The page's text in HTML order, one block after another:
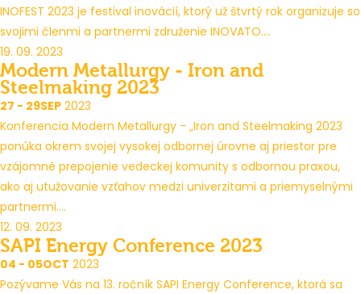
INOFEST 2023 je festival inovácií, ktorý už štvrtý rok organizuje so
svojimi členmi a partnermi združenie INOVATO....
19. 09. 2023
Modern Metallurgy - Iron and
Steelmaking 2023
27 - 29SEP 2023
Konferencia Modern Metallurgy - „Iron and Steelmaking 2023
ponúka okrem svojej vysokej odbornej úrovne aj priestor pre
vzájomné prepojenie vedeckej komunity s odbornou praxou,
ako aj utužovanie vzťahov medzi univerzitami a priemyselnými
partnermi....
12. 09. 2023
SAPI Energy Conference 2023
04 - 05OCT 2023
Pozývame Vás na 13. ročník SAPI Energy Conference, ktorá sa